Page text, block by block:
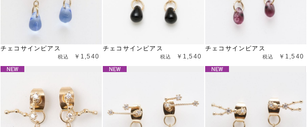
チェコサインピアス
￥1,540
チェコサインピアス
￥1,540
チェコサインピアス
￥1,540